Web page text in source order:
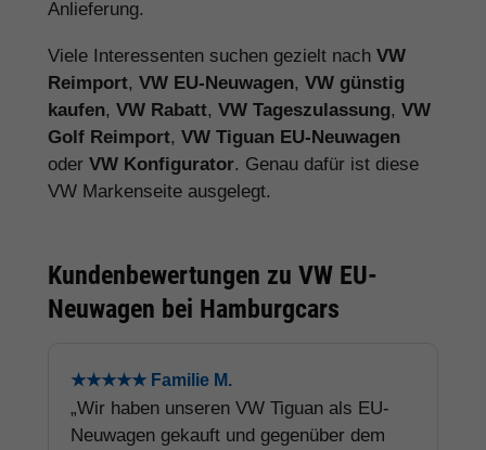
Anlieferung.
Viele Interessenten suchen gezielt nach VW
Reimport, VW EU-Neuwagen, VW günstig
kaufen, VW Rabatt, VW Tageszulassung, VW
Golf Reimport, VW Tiguan EU-Neuwagen
oder VW Konfigurator. Genau dafür ist diese
VW Markenseite ausgelegt.
Kundenbewertungen zu VW EU-
Neuwagen bei Hamburgcars
★★★★★ Familie M.
„Wir haben unseren VW Tiguan als EU-
Neuwagen gekauft und gegenüber dem